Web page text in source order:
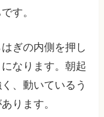
す。
ぎの内側を押し
なります。朝起
、動いているう
ります。